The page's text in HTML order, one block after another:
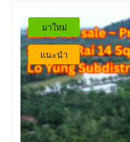
มาใหม่
แนะนำ